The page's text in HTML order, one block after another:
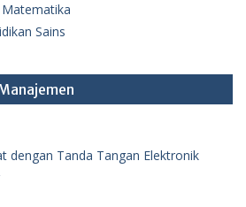
Sains
dengan Tanda Tangan Elektronik